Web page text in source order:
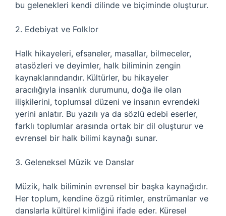
bu gelenekleri kendi dilinde ve biçiminde oluşturur.
2. Edebiyat ve Folklor
Halk hikayeleri, efsaneler, masallar, bilmeceler,
atasözleri ve deyimler, halk biliminin zengin
kaynaklarındandır. Kültürler, bu hikayeler
aracılığıyla insanlık durumunu, doğa ile olan
ilişkilerini, toplumsal düzeni ve insanın evrendeki
yerini anlatır. Bu yazılı ya da sözlü edebi eserler,
farklı toplumlar arasında ortak bir dil oluşturur ve
evrensel bir halk bilimi kaynağı sunar.
3. Geleneksel Müzik ve Danslar
Müzik, halk biliminin evrensel bir başka kaynağıdır.
Her toplum, kendine özgü ritimler, enstrümanlar ve
danslarla kültürel kimliğini ifade eder. Küresel